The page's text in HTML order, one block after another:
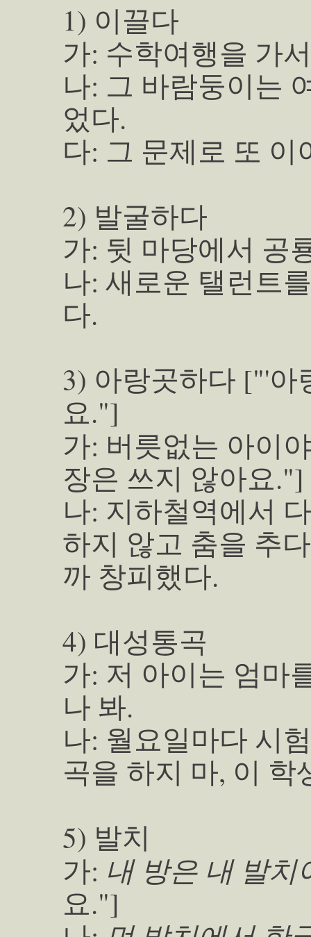
1) 이끌다
가: 수학여행을 가
나: 그 바람둥이는
었다.
다: 그 문제로 또
2) 발굴하다
가: 뒷 마당에서 공
나: 새로운 탤런트
다.
3) 아랑곳하다 ["'아
요."]
가: 버릇없는 아이
장은 쓰지 않아요."]
나: 지하철역에서
하지 않고 춤을 추
까 창피했다.
4) 대성통곡
가: 저 아이는 엄마
나 봐.
나: 월요일마다 시
곡을 하지 마, 이 학
5) 발치
가: 내 방은 내 발치
요."]